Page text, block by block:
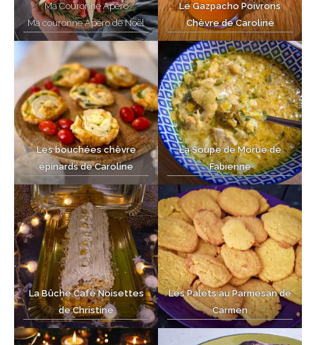
Ma Couronne Apéro
Ma couronne Apéro de Noël
Le Gazpacho Poivrons
Chèvre de Caroline
Les bouchées chèvre
épinards de Caroline
La Soupe de Morue de
Fabienne
La Bûche Café Noisettes
de Christine
Les Palets au Parmesan de
Carmen